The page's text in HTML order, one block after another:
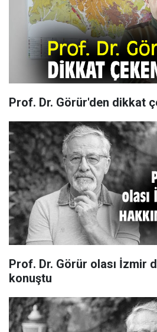
Prof. Dr. Görür'den dikkat
Prof. Dr. Görür olası İzmir
konuştu